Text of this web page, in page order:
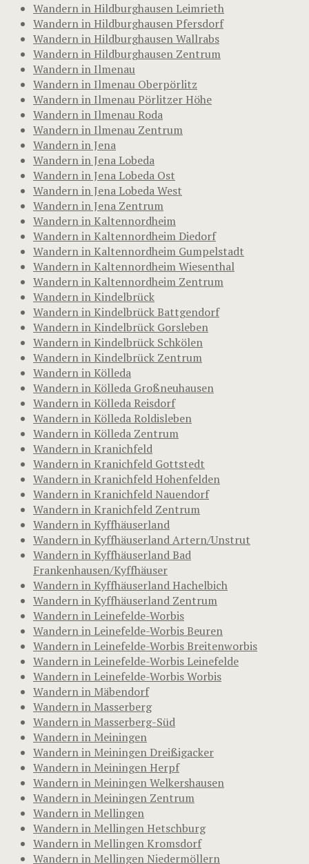
Wandern in Hildburghausen Leimrieth
Wandern in Hildburghausen Pfersdorf
Wandern in Hildburghausen Wallrabs
Wandern in Hildburghausen Zentrum
Wandern in Ilmenau
Wandern in Ilmenau Oberpörlitz
Wandern in Ilmenau Pörlitzer Höhe
Wandern in Ilmenau Roda
Wandern in Ilmenau Zentrum
Wandern in Jena
Wandern in Jena Lobeda
Wandern in Jena Lobeda Ost
Wandern in Jena Lobeda West
Wandern in Jena Zentrum
Wandern in Kaltennordheim
Wandern in Kaltennordheim Diedorf
Wandern in Kaltennordheim Gumpelstadt
Wandern in Kaltennordheim Wiesenthal
Wandern in Kaltennordheim Zentrum
Wandern in Kindelbrück
Wandern in Kindelbrück Battgendorf
Wandern in Kindelbrück Gorsleben
Wandern in Kindelbrück Schkölen
Wandern in Kindelbrück Zentrum
Wandern in Kölleda
Wandern in Kölleda Großneuhausen
Wandern in Kölleda Reisdorf
Wandern in Kölleda Roldisleben
Wandern in Kölleda Zentrum
Wandern in Kranichfeld
Wandern in Kranichfeld Gottstedt
Wandern in Kranichfeld Hohenfelden
Wandern in Kranichfeld Nauendorf
Wandern in Kranichfeld Zentrum
Wandern in Kyffhäuserland
Wandern in Kyffhäuserland Artern/Unstrut
Wandern in Kyffhäuserland Bad
Frankenhausen/Kyffhäuser
Wandern in Kyffhäuserland Hachelbich
Wandern in Kyffhäuserland Zentrum
Wandern in Leinefelde-Worbis
Wandern in Leinefelde-Worbis Beuren
Wandern in Leinefelde-Worbis Breitenworbis
Wandern in Leinefelde-Worbis Leinefelde
Wandern in Leinefelde-Worbis Worbis
Wandern in Mäbendorf
Wandern in Masserberg
Wandern in Masserberg-Süd
Wandern in Meiningen
Wandern in Meiningen Dreißigacker
Wandern in Meiningen Herpf
Wandern in Meiningen Welkershausen
Wandern in Meiningen Zentrum
Wandern in Mellingen
Wandern in Mellingen Hetschburg
Wandern in Mellingen Kromsdorf
Wandern in Mellingen Niedermöllern